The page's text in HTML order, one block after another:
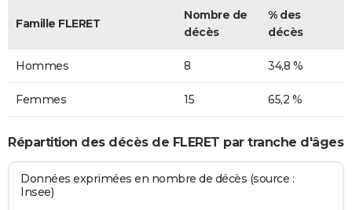
Famille FLERET
Nombre de
décès
% des
décès
Hommes 8 34,8 %
Femmes 15 65,2 %
Répartition des décès de FLERET par tranche d'âges
Données exprimées en nombre de décès (source :
Insee)